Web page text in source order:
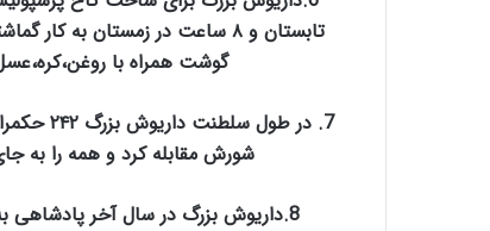
گوشت همراه با روغن،کره،عسل و پنیر می داد
شورش مقابله کرد و همه را به
8.داریوش بزرگ در سال آخر پادشاهی به اندازه ۱۰ میلیون لیره انگلستان زر در زرخانه بر جای گذاشت.